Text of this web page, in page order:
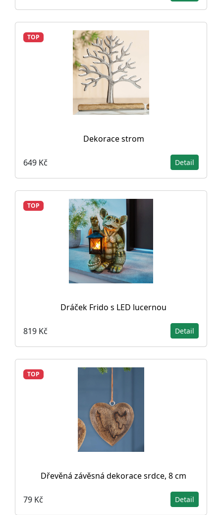
TOP
Dekorace strom
649 Kč Detail
TOP
Dráček Frido s LED lucernou
819 Kč Detail
TOP
Dřevěná závěsná dekorace srdce, 8 cm
79 Kč Detail